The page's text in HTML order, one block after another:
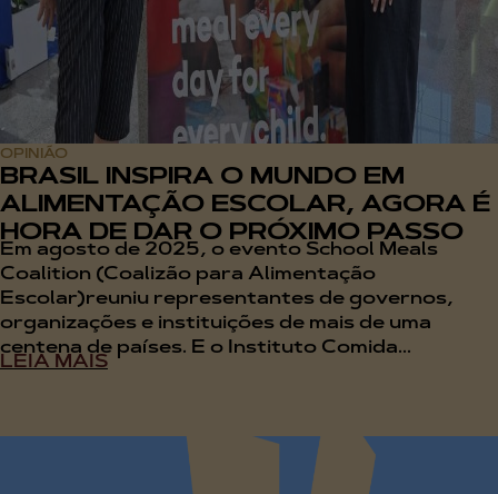
OPINIÃO
BRASIL INSPIRA O MUNDO EM
ALIMENTAÇÃO ESCOLAR, AGORA É
HORA DE DAR O PRÓXIMO PASSO
Em agosto de 2025, o evento School Meals
Coalition (Coalizão para Alimentação
Escolar)reuniu representantes de governos,
organizações e instituições de mais de uma
centena de países. E o Instituto Comida...
LEIA MAIS